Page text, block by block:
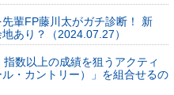
輩FP藤川太がガチ診断！ 新
あり？（2024.07.27）
指数以上の成績を狙うアクティ
・カントリー）」を組合せるの